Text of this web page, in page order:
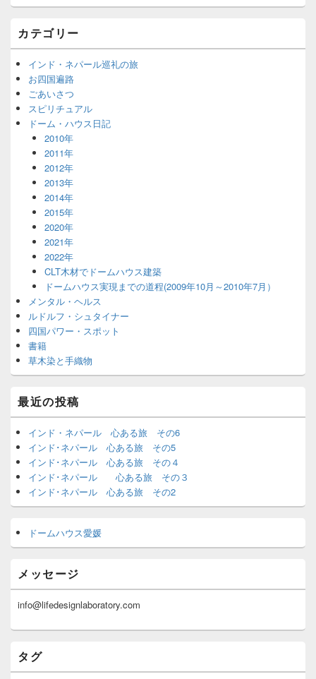
カテゴリー
インド・ネパール巡礼の旅
お四国遍路
ごあいさつ
スピリチュアル
ドーム・ハウス日記
2010年
2011年
2012年
2013年
2014年
2015年
2020年
2021年
2022年
CLT木材でドームハウス建築
ドームハウス実現までの道程(2009年10月～2010年7月）
メンタル・ヘルス
ルドルフ・シュタイナー
四国パワー・スポット
書籍
草木染と手織物
最近の投稿
インド・ネパール 心ある旅 その6
インド･ネパール 心ある旅 その5
インド･ネパール 心ある旅 その４
インド･ネパール 心ある旅 その３
インド･ネパール 心ある旅 その2
ドームハウス愛媛
メッセージ
info@lifedesignlaboratory.com
タグ